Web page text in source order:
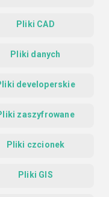
Pliki CAD
Pliki danych
developerskie
zaszyfrowane
Pliki czcionek
Pliki GIS